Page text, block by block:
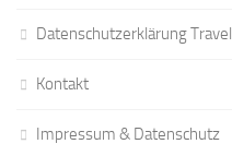
Datenschutzerklärung Travel
Kontakt
Impressum & Datenschutz